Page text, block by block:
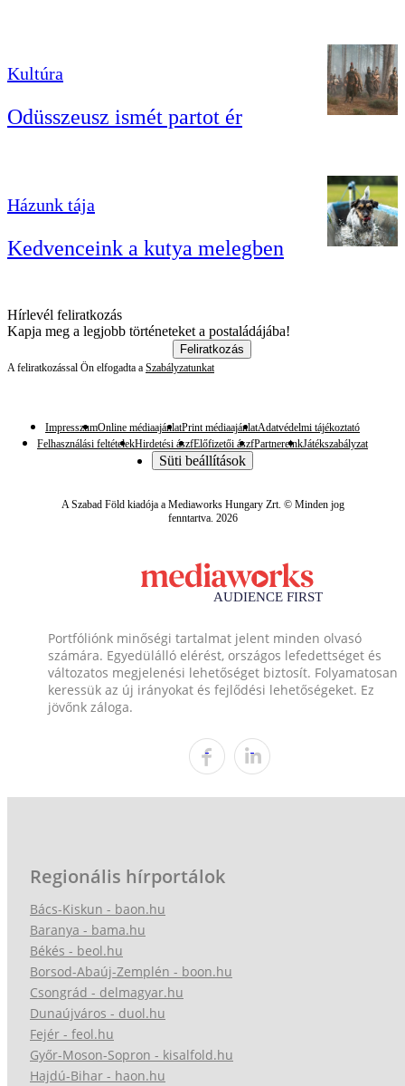
Kultúra
Odüsszeusz ismét partot ér
Házunk tája
Kedvenceink a kutya melegben
Hírlevél feliratkozás
Kapja meg a legjobb történeteket a postaládájába!
Feliratkozás
A feliratkozással Ön elfogadta a Szabályzatunkat
ImpresszumOnline médiaajánlatPrint médiaajánlatAdatvédelmi tájékoztató
Felhasználási feltételekHirdetési ászfElőfizetői ászfPartnereinkJátékszabályzat
Süti beállítások
A Szabad Föld kiadója a Mediaworks Hungary Zrt. © Minden jog
fenntartva. 2026
Portfóliónk minőségi tartalmat jelent minden olvasó
számára. Egyedülálló elérést, országos lefedettséget és
változatos megjelenési lehetőséget biztosít. Folyamatosan
keressük az új irányokat és fejlődési lehetőségeket. Ez
jövőnk záloga.
Regionális hírportálok
Bács-Kiskun - baon.hu
Baranya - bama.hu
Békés - beol.hu
Borsod-Abaúj-Zemplén - boon.hu
Csongrád - delmagyar.hu
Dunaújváros - duol.hu
Fejér - feol.hu
Győr-Moson-Sopron - kisalfold.hu
Hajdú-Bihar - haon.hu